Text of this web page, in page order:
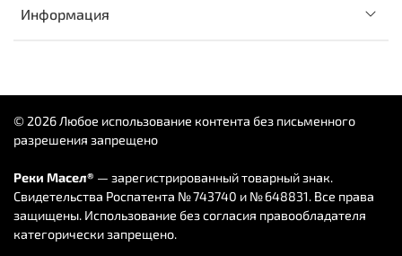
Информация
© 2026 Любое использование контента без письменного
разрешения запрещено
Реки Масел® — зарегистрированный товарный знак.
Свидетельства Роспатента № 743740 и № 648831. Все права
защищены. Использование без согласия правообладателя
категорически запрещено.